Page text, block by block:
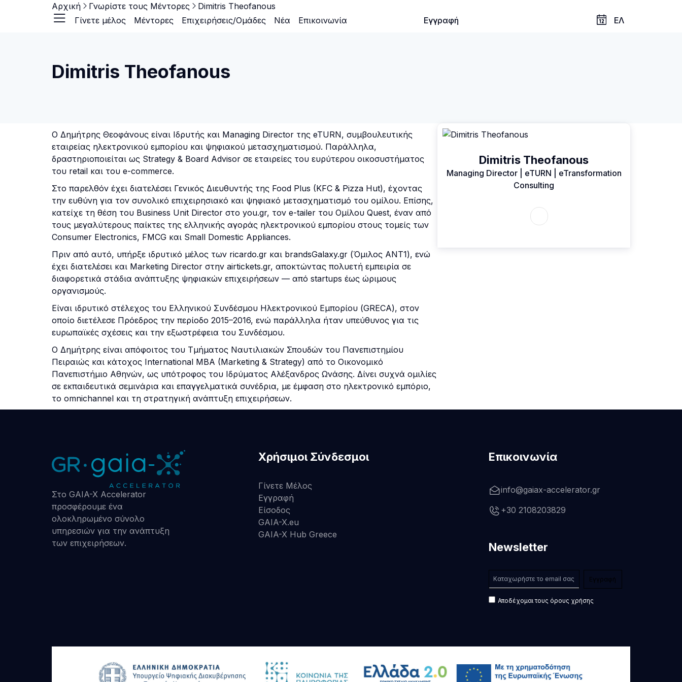
Γίνετε μέλος Μέντορες Επιχειρήσεις/Ομάδες Νέα Επικοινωνία Εγγραφή ΕΛ
Αρχική Γνωρίστε τους Μέντορες Dimitris Theofanous
Dimitris Theofanous
Ο Δημήτρης Θεοφάνους είναι Ιδρυτής και Managing Director της eTURN, συμβουλευτικής
εταιρείας ηλεκτρονικού εμπορίου και ψηφιακού μετασχηματισμού. Παράλληλα,
δραστηριοποιείται ως Strategy & Board Advisor σε εταιρείες του ευρύτερου οικοσυστήματος
του retail και του e-commerce.
Στο παρελθόν έχει διατελέσει Γενικός Διευθυντής της Food Plus (KFC & Pizza Hut), έχοντας
την ευθύνη για τον συνολικό επιχειρησιακό και ψηφιακό μετασχηματισμό του ομίλου. Επίσης,
κατείχε τη θέση του Business Unit Director στο you.gr, τον e-tailer του Ομίλου Quest, έναν από
τους μεγαλύτερους παίκτες της ελληνικής αγοράς ηλεκτρονικού εμπορίου στους τομείς των
Consumer Electronics, FMCG και Small Domestic Appliances.
Πριν από αυτό, υπήρξε ιδρυτικό μέλος των ricardo.gr και brandsGalaxy.gr (Όμιλος ΑΝΤ1), ενώ
έχει διατελέσει και Marketing Director στην airtickets.gr, αποκτώντας πολυετή εμπειρία σε
διαφορετικά στάδια ανάπτυξης ψηφιακών επιχειρήσεων — από startups έως ώριμους
οργανισμούς.
Είναι ιδρυτικό στέλεχος του Ελληνικού Συνδέσμου Ηλεκτρονικού Εμπορίου (GRECA), στον
οποίο διετέλεσε Πρόεδρος την περίοδο 2015–2016, ενώ παράλληλα ήταν υπεύθυνος για τις
ευρωπαϊκές σχέσεις και την εξωστρέφεια του Συνδέσμου.
Ο Δημήτρης είναι απόφοιτος του Τμήματος Ναυτιλιακών Σπουδών του Πανεπιστημίου
Πειραιώς και κάτοχος International MBA (Marketing & Strategy) από το Οικονομικό
Πανεπιστήμιο Αθηνών, ως υπότροφος του Ιδρύματος Αλέξανδρος Ωνάσης. Δίνει συχνά ομιλίες
σε εκπαιδευτικά σεμινάρια και επαγγελματικά συνέδρια, με έμφαση στο ηλεκτρονικό εμπόριο,
το omnichannel και τη στρατηγική ανάπτυξη επιχειρήσεων.
Dimitris Theofanous
Managing Director | eTURN | eTransformation
Consulting
Στο GAIA-X Accelerator
προσφέρουμε ένα
ολοκληρωμένο σύνολο
υπηρεσιών για την ανάπτυξη
των επιχειρήσεων.
Χρήσιμοι Σύνδεσμοι
Γίνετε Μέλος
Εγγραφή
Είσοδος
GAIA-X.eu
GAIA-X Hub Greece
Επικοινωνία
info@gaiax-accelerator.gr
+30 2108203829
Newsletter
Αποδέχομαι τους όρους χρήσης